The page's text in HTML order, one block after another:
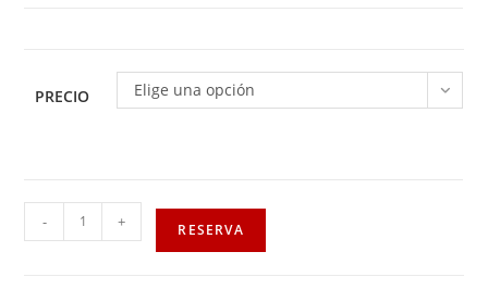
PRECIO Elige una opción
- + RESERVA